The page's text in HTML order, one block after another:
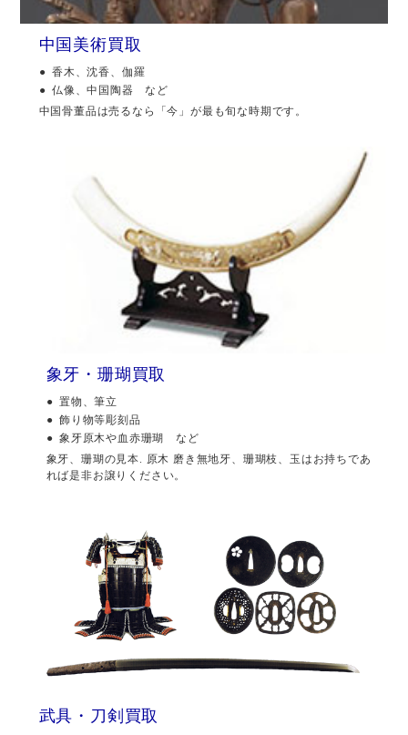
中国美術買取
香木、沈香、伽羅
仏像、中国陶器 など
中国骨董品は売るなら「今」が最も旬な時期です。
象牙・珊瑚買取
置物、筆立
飾り物等彫刻品
象牙原木や血赤珊瑚 など
象牙、珊瑚の見本. 原木 磨き無地牙、珊瑚枝、玉はお持ちであ
れば是非お譲りください。
武具・刀剣買取